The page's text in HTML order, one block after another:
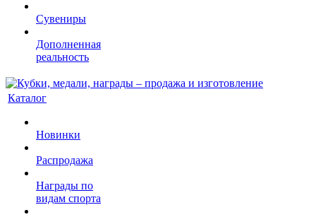
Сувениры
Дополненная
реальность
Каталог
Новинки
Распродажа
Награды по
видам спорта